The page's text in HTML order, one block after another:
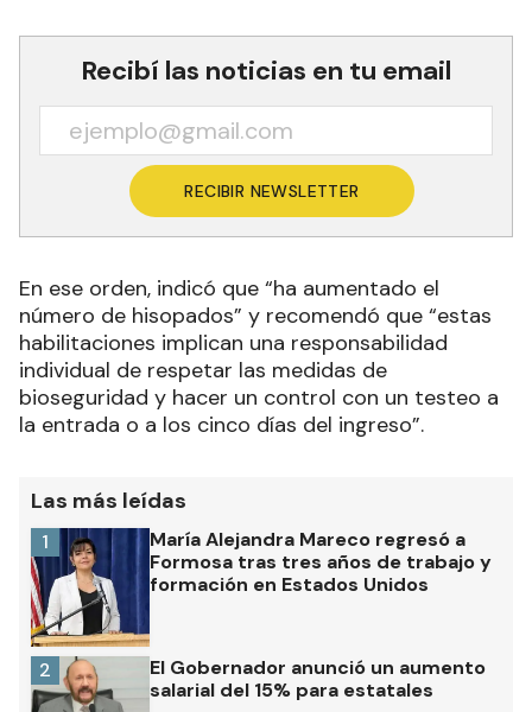
Recibí las noticias en tu email
RECIBIR NEWSLETTER
En ese orden, indicó que “ha aumentado el
número de hisopados” y recomendó que “estas
habilitaciones implican una responsabilidad
individual de respetar las medidas de
bioseguridad y hacer un control con un testeo a
la entrada o a los cinco días del ingreso”.
Las más leídas
María Alejandra Mareco regresó a
Formosa tras tres años de trabajo y
formación en Estados Unidos
1
El Gobernador anunció un aumento
salarial del 15% para estatales
2